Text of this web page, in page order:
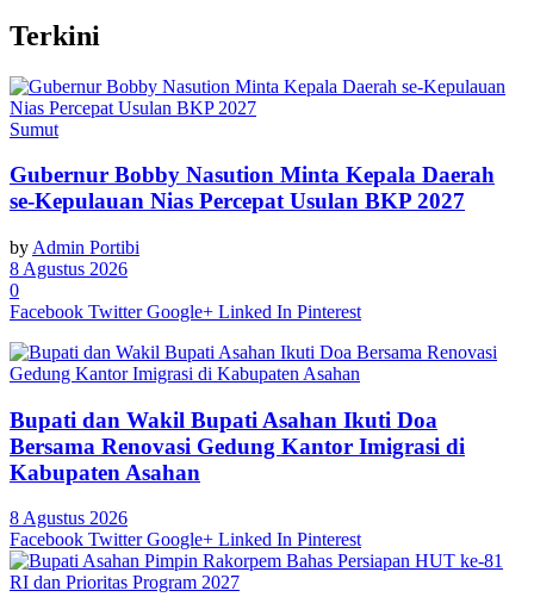
Terkini
Sumut
Gubernur Bobby Nasution Minta Kepala Daerah
se-Kepulauan Nias Percepat Usulan BKP 2027
by Admin Portibi
8 Agustus 2026
0
Facebook Twitter Google+ Linked In Pinterest
Bupati dan Wakil Bupati Asahan Ikuti Doa
Bersama Renovasi Gedung Kantor Imigrasi di
Kabupaten Asahan
8 Agustus 2026
Facebook Twitter Google+ Linked In Pinterest